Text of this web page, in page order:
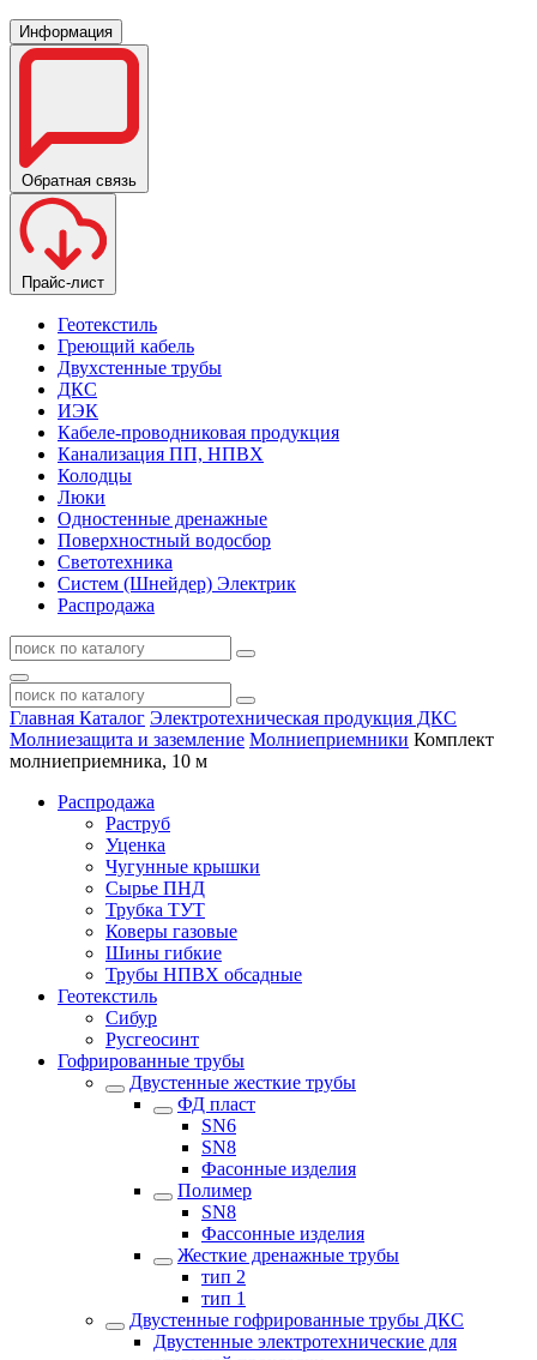
Информация
Обратная связь
Прайс-лист
Геотекстиль
Греющий кабель
Двухстенные трубы
ДКС
ИЭК
Кабеле-проводниковая продукция
Канализация ПП, НПВХ
Колодцы
Люки
Одностенные дренажные
Поверхностный водосбор
Светотехника
Систем (Шнейдер) Электрик
Распродажа
Главная Каталог Электротехническая продукция ДКС
Молниезащита и заземление Молниеприемники Комплект
молниеприемника, 10 м
Распродажа
Раструб
Уценка
Чугунные крышки
Сырье ПНД
Трубка ТУТ
Коверы газовые
Шины гибкие
Трубы НПВХ обсадные
Геотекстиль
Сибур
Русгеосинт
Гофрированные трубы
Двустенные жесткие трубы
ФД пласт
SN6
SN8
Фасонные изделия
Полимер
SN8
Фассонные изделия
Жесткие дренажные трубы
тип 2
тип 1
Двустенные гофрированные трубы ДКС
Двустенные электротехнические для